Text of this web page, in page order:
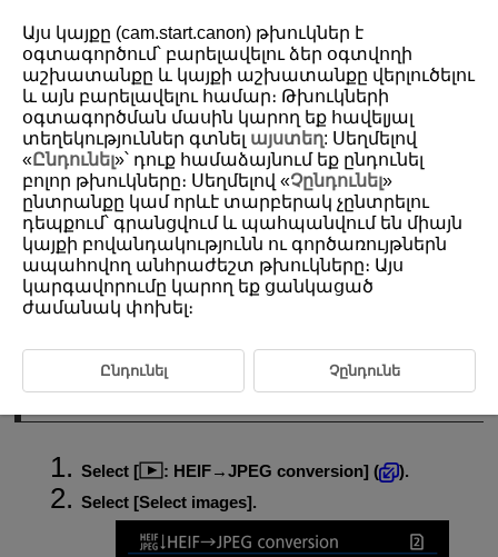
D388-164
Converting HEIF to JPEG
Converting Individual Images
Specifying the Range of Images to Convert
You can convert HEIF images captured in HDR shooting and save them
as JPEG images.
Select [ : HEIF→JPEG conversion] (
).
Select [Select images].
Այս կայքը (cam.start.canon) թխուկներ է
օգտագործում՝ բարելավելու ձեր օգտվողի
աշխատանքը և կայքի աշխատանքը վերլուծելու
և այն բարելավելու համար։ Թխուկների
օգտագործման մասին կարող եք հավելյալ
տեղեկություններ գտնել այստեղ: Սեղմելով
«Ընդունել»՝ դուք համաձայնում եք ընդունել
բոլոր թխուկները։ Սեղմելով «Չընդունել»
ընտրանքը կամ որևէ տարբերակ չընտրելու
դեպքում՝ գրանցվում և պահպանվում են միայն
կայքի բովանդակությունն ու գործառույթներն
ապահովող անհրաժեշտ թխուկները։ Այս
կարգավորումը կարող եք ցանկացած
ժամանակ փոխել։
Ընդունել Չընդունե